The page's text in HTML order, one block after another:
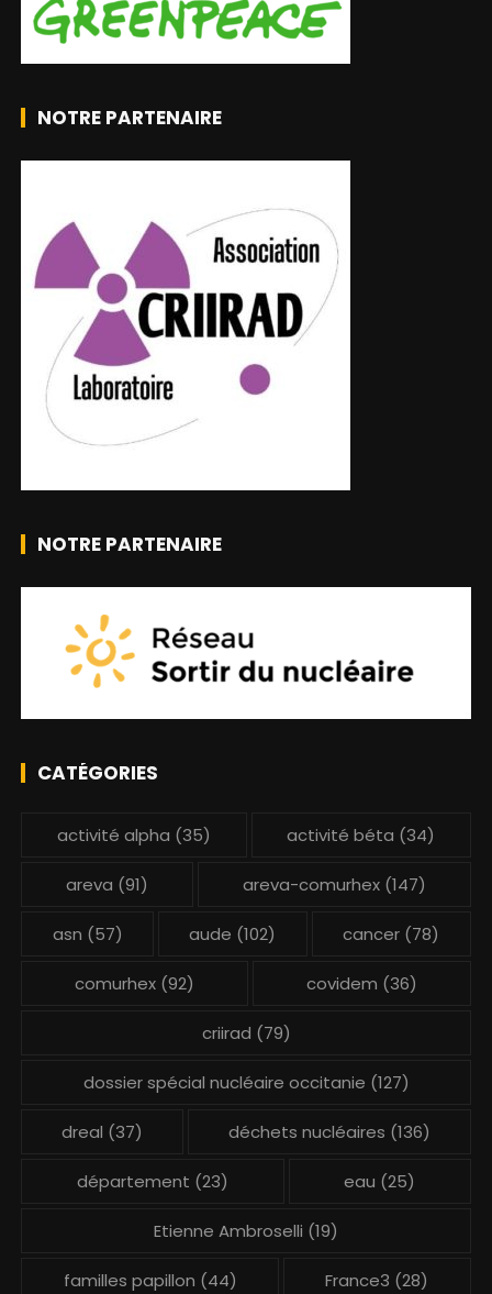
NOTRE PARTENAIRE
NOTRE PARTENAIRE
CATÉGORIES
activité alpha (35) activité béta (34)
areva (91) areva-comurhex(147)
asn (57) aude (102) cancer (78)
comurhex (92) covidem (36)
criirad (79)
dossier spécial nucléaire occitanie (127)
dreal (37) déchets nucléaires (136)
département (23) eau (25)
Etienne Ambroselli (19)
familles papillon (44) France3 (28)